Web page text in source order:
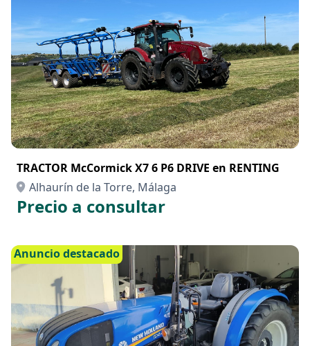
TRACTOR McCormick X7 6 P6 DRIVE en RENTING
Alhaurín de la Torre, Málaga
Precio a consultar
Anuncio destacado